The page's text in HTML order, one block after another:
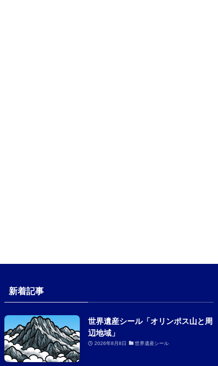
新着記事
世界遺産シール「オリンポス山と周
辺地域」
2026年8月8日 世界遺産シール